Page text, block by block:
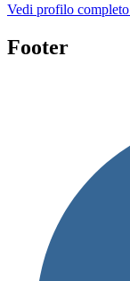
Vedi profilo completo
Footer